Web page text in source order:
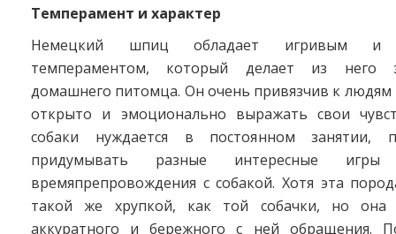
Темперамент и характер
Немецкий шпиц обладает игривым и
темпераментом, который делает из него
домашнего питомца. Он очень привязчив к людям
открыто и эмоционально выражать свои
собаки нуждается в постоянном занятии,
придумывать разные интересные
времяпрепровождения с собакой. Хотя эта
такой же хрупкой, как той собачки, но она
аккуратного и бережного с ней обращения.